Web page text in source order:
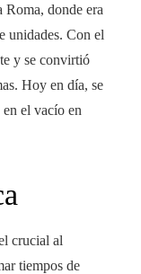
Roma, donde era
unidades. Con el
y se convirtió
Hoy en día, se
el vacío en
crucial al
tiempos de